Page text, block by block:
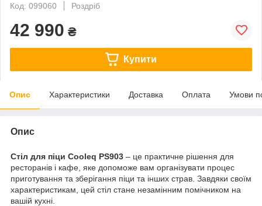
Код: 099060
Роздріб
42 990 ₴
Купити
Опис Характеристики Доставка Оплата Умови
Опис
Стіл для піци Cooleq PS903 – це практичне рішення для
ресторанів і кафе, яке допоможе вам організувати процес
приготування та зберігання піци та інших страв. Завдяки своїм
характеристикам, цей стіл стане незамінним помічником на
вашій кухні.